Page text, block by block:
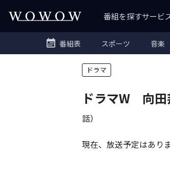
番組を探すサービ
番組表 スポーツ 音楽
ドラマ
ドラマW 向
話）
現在、放送予定はあり